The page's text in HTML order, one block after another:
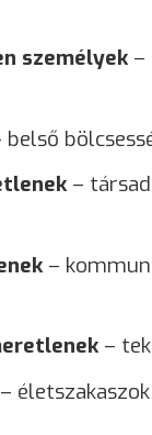
személyek–
–
–
–